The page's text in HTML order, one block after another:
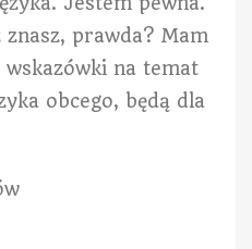
prawda? Mam
wskazówki na temat
obcego, będą dla